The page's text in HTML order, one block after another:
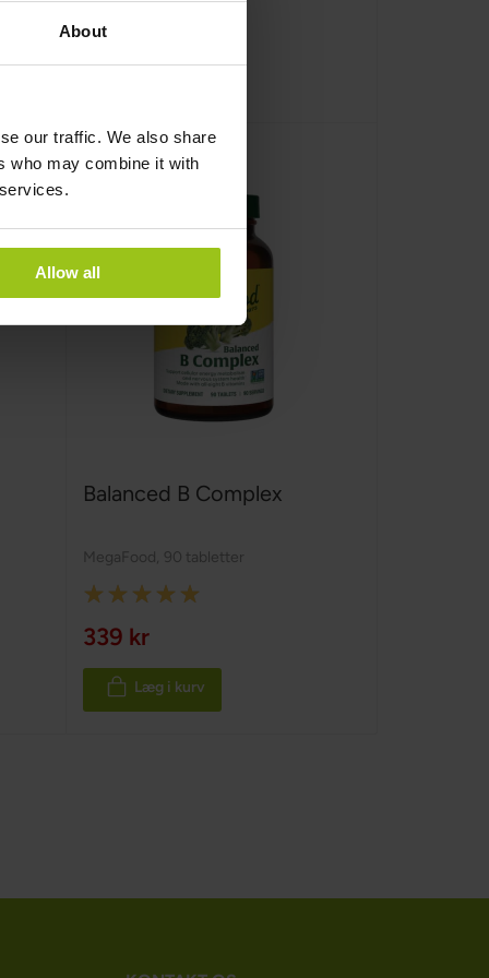
About
our traffic. We also share
who may combine it with
Allow all
649 kr
Balanced B Complex
MegaFood 90 tabletter
Rating:
100%
339 kr
Læg i kurv